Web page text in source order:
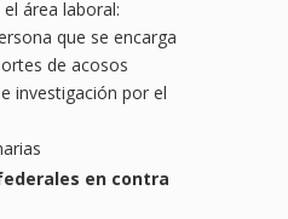
área laboral:
que se encarga
de acosos
investigación por el
en contra